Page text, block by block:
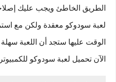
الطريق الخاطئ ويجب عليك
لعبة سودوكو معقدة ولكن مع
الوقت عليها ستجد أن اللعبة
الآن تحميل لعبة سودوكو للكمبيوتر